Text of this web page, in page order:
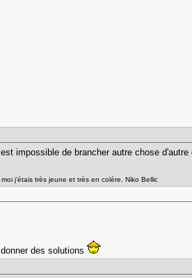
impossible de brancher autre chose
j’étais très jeune et très en colère. Niko Bellic
des solutions